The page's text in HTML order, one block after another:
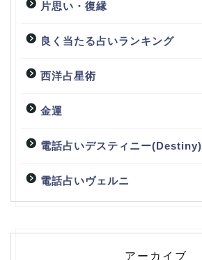
片思い・復縁
良く当たる占いランキング
西洋占星術
金運
電話占いデスティニー(Destiny)
電話占いヴェルニ
アーカイブ